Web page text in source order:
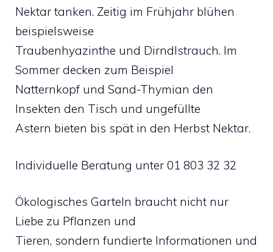
Nektar tanken. Zeitig im Frühjahr blühen
beispielsweise
Traubenhyazinthe und Dirndlstrauch. Im
Sommer decken zum Beispiel
Natternkopf und Sand-Thymian den
Insekten den Tisch und ungefüllte
Astern bieten bis spät in den Herbst Nektar.
Individuelle Beratung unter 01 803 32 32
Ökologisches Garteln braucht nicht nur
Liebe zu Pflanzen und
Tieren, sondern fundierte Informationen und